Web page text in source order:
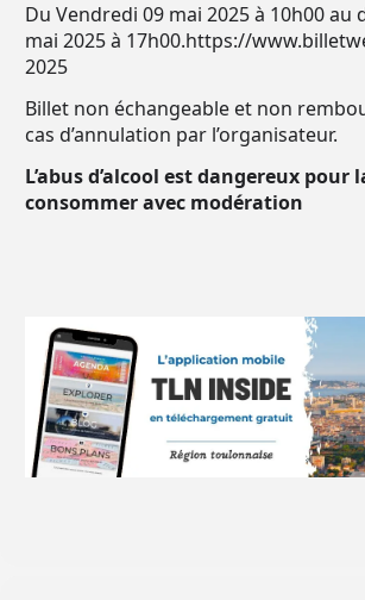
Du Vendredi 09 mai 2025 à 10h00 au
mai 2025 à 17h00.https://
2025
Billet non échangeable et non
cas d’annulation par l’organisateur.
L’abus d’alcool est dangereux pour
consommer avec modération